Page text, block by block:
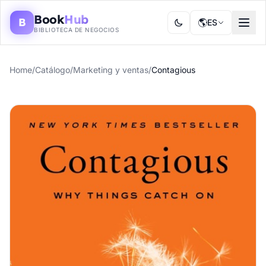
B BookHub
BIBLIOTECA DE NEGOCIOS
🌎ES
Home/Catálogo/Marketing y ventas/Contagious